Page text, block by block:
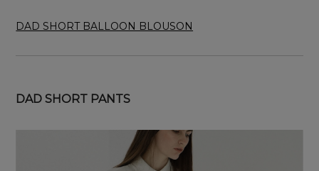
DAD SHORT BALLOON BLOUSON
DAD SHORT PANTS